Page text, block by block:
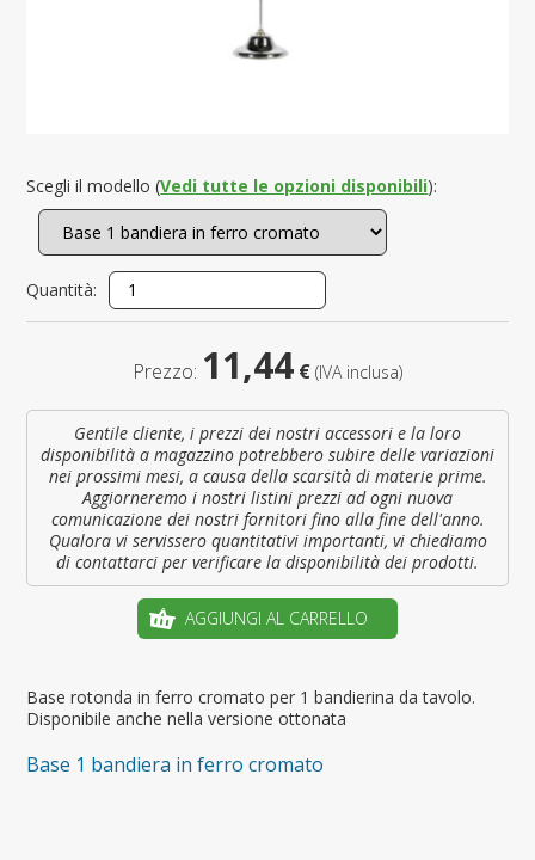
Base rotonda in ferro cromato per 1 bandierina da tavolo.
Disponibile anche nella versione ottonata
Base 1 bandiera in ferro cromato
Scegli il modello (Vedi tutte le opzioni disponibili):
Quantità:
Prezzo: 11,44 € (IVA inclusa)
Gentile cliente, i prezzi dei nostri accessori e la loro
disponibilità a magazzino potrebbero subire delle variazioni
nei prossimi mesi, a causa della scarsità di materie prime.
Aggiorneremo i nostri listini prezzi ad ogni nuova
comunicazione dei nostri fornitori fino alla fine dell'anno.
Qualora vi servissero quantitativi importanti, vi chiediamo
di contattarci per verificare la disponibilità dei prodotti.
AGGIUNGI AL CARRELLO